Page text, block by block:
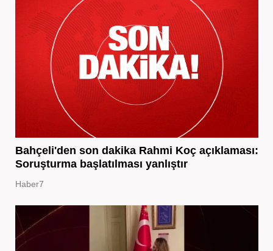
Bahçeli'den son dakika Rahmi Koç açıklaması:
Soruşturma başlatılması yanlıştır
Haber7